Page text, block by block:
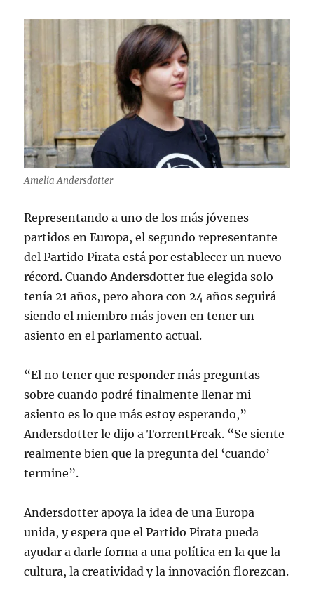
Amelia Andersdotter
Representando a uno de los más jóvenes
partidos en Europa, el segundo representante
del Partido Pirata está por establecer un nuevo
récord. Cuando Andersdotter fue elegida solo
tenía 21 años, pero ahora con 24 años seguirá
siendo el miembro más joven en tener un
asiento en el parlamento actual.
“El no tener que responder más preguntas
sobre cuando podré finalmente llenar mi
asiento es lo que más estoy esperando,”
Andersdotter le dijo a TorrentFreak. “Se siente
realmente bien que la pregunta del ‘cuando’
termine”.
Andersdotter apoya la idea de una Europa
unida, y espera que el Partido Pirata pueda
ayudar a darle forma a una política en la que la
cultura, la creatividad y la innovación florezcan.